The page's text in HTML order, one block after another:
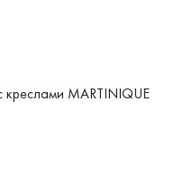
MARTINIQUE